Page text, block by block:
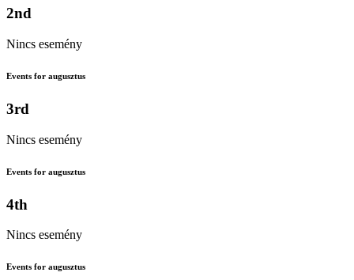
2nd
Nincs esemény
Events for augusztus
3rd
Nincs esemény
Events for augusztus
4th
Nincs esemény
Events for augusztus